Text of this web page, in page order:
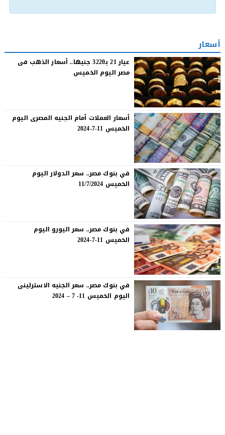
أسعار
عيار 21 بـ3220 جنيها.. أسعار الذهب فى
مصر اليوم الخميس
أسعار العملات أمام الجنيه المصرى اليوم
الخميس 11-7-2024
في بنوك مصر.. سعر الدولار اليوم
الخميس 11/7/2024
في بنوك مصر.. سعر اليورو اليوم
الخميس 11-7-2024
في بنوك مصر.. سعر الجنيه الاسترلينى
اليوم الخميس 11- 7 – 2024